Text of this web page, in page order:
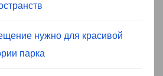
нужно для красивой
парка